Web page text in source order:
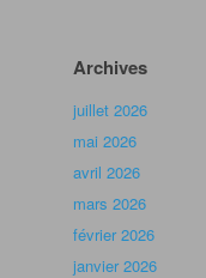
Archives
juillet 2026
mai 2026
avril 2026
mars 2026
février 2026
janvier 2026